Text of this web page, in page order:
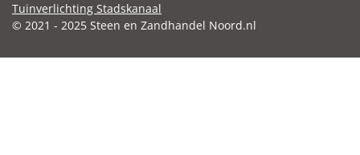
Tuinverlichting Stadskanaal
© 2021 - 2025 Steen en Zandhandel Noord.nl